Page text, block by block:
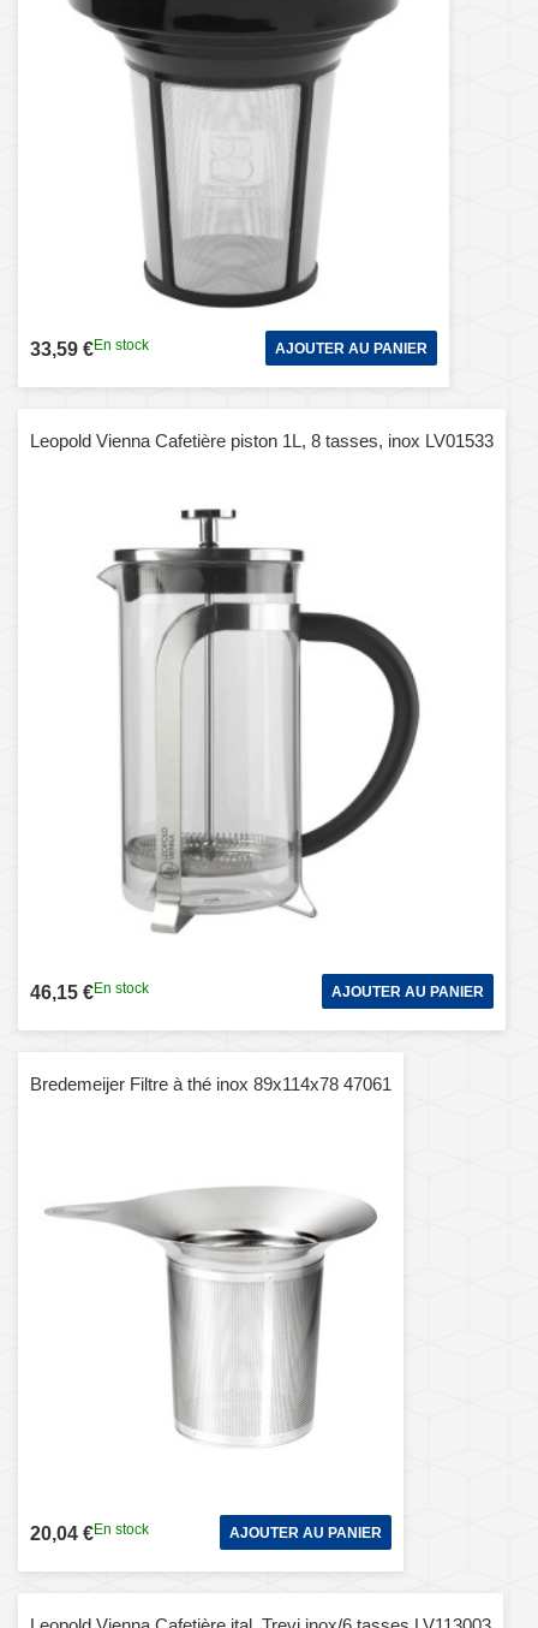
33,59 €En stock AJOUTER AU PANIER
Leopold Vienna Cafetière piston 1L, 8 tasses, inox LV01533
46,15 €En stock AJOUTER AU PANIER
Bredemeijer Filtre à thé inox 89x114x78 47061
20,04 €En stock AJOUTER AU PANIER